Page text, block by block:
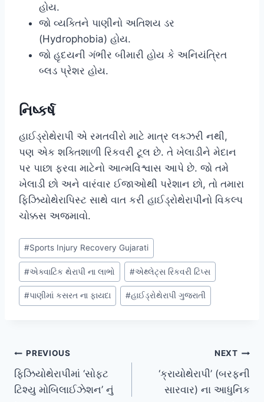
હોય.
જો વ્યક્તિને પાણીનો અતિશય ડર
(Hydrophobia) હોય.
જો હૃદયની ગંભીર બીમારી હોય કે અનિયંત્રિત
બ્લડ પ્રેશર હોય.
નિષ્કર્ષ
હાઈડ્રોથેરાપી એ રમતવીરો માટે માત્ર લક્ઝરી નથી,
પણ એક શક્તિશાળી રિકવરી ટૂલ છે. તે ખેલાડીને મેદાન
પર પાછા ફરવા માટેનો આત્મવિશ્વાસ આપે છે. જો તમે
ખેલાડી છો અને વારંવાર ઈજાઓથી પરેશાન છો, તો તમારા
ફિઝિયોથેરાપિસ્ટ સાથે વાત કરી હાઈડ્રોથેરાપીનો વિકલ્પ
ચોક્કસ અજમાવો.
Post
Tags:
#Sports Injury Recovery Gujarati
#એક્વાટિક થેરાપી ના લાભો #એથ્લેટ્સ રિકવરી ટિપ્સ
#પાણીમાં કસરત ના ફાયદા #હાઈડ્રોથેરાપી ગુજરાતી
Post
navigation
PREVIOUS
ફિઝિયોથેરાપીમાં ‘સોફ્ટ
ટિશ્યુ મોબિલાઈઝેશન’ નું
NEXT
‘ક્રાયોથેરાપી’ (બરફની
સારવાર) ના આધુનિક